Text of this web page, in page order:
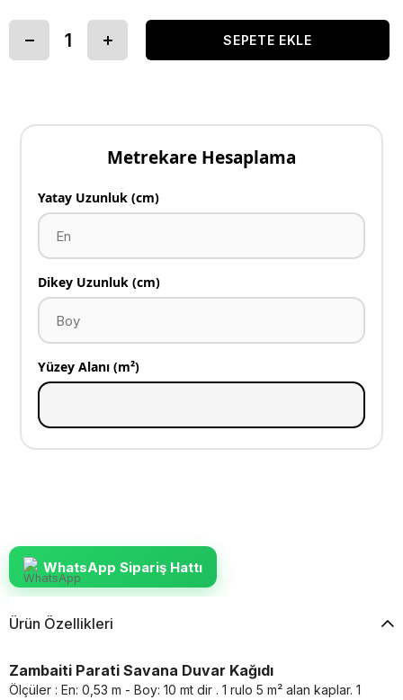
Metrekare Hesaplama
Yatay Uzunluk (cm)
Dikey Uzunluk (cm)
Yüzey Alanı (m²)
WhatsApp Sipariş Hattı
Ürün Özellikleri
Zambaiti Parati Savana Duvar Kağıdı
Ölçüler : En: 0,53 m - Boy: 10 mt dir . 1 rulo 5 m² alan kaplar. 1